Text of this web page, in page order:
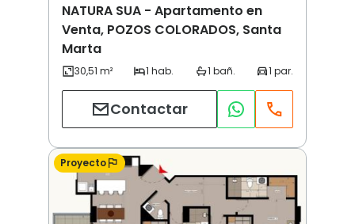
NATURA SUA - Apartamento en
Venta, POZOS COLORADOS, Santa
Marta
Contactar
Proyecto